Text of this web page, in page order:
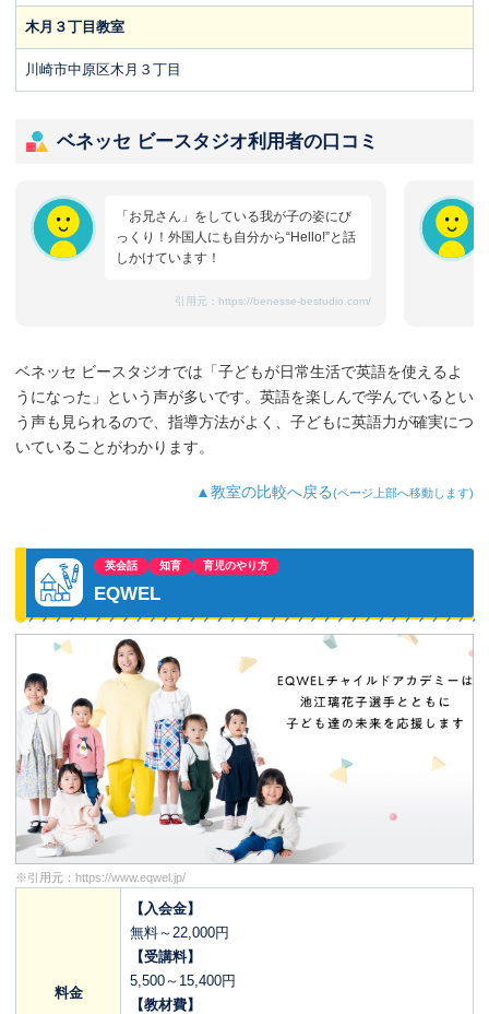
木月３丁目教室
川崎市中原区木月３丁目
ベネッセ ビースタジオ利用者の口コミ
「お兄さん」をしている我が子の姿にび
っくり！外国人にも自分から“Hello!”と話
しかけています！
引用元： https://benesse-bestudio.com/
ベネッセ ビースタジオでは「子どもが日常生活で英語を使えるよ
うになった」という声が多いです。英語を楽しんで学んでいるとい
う声も見られるので、指導方法がよく、子どもに英語力が確実につ
いていることがわかります。
▲教室の比較へ戻る(ページ上部へ移動します)
英会話 知育 育児のやり方
EQWEL
※引用元： https://www.eqwel.jp/
料金
【入会金】
無料～22,000円
【受講料】
5,500～15,400円
【教材費】